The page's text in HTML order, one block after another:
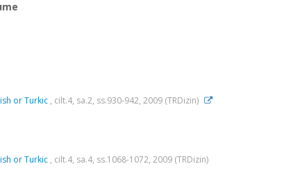
or Turkic , cilt.4, sa.2, ss.930-942, 2009 (TRDizin)
or Turkic , cilt.4, sa.4, ss.1068-1072, 2009 (TRDizin)